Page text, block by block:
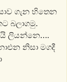
ගැන හිතෙන
බලාගමු.
ලියන්නෙ….
නිසා මගදී